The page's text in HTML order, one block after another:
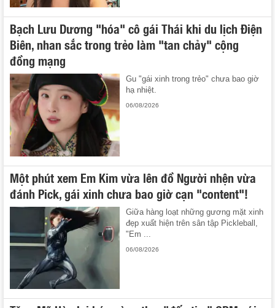
Bạch Lưu Dương "hóa" cô gái Thái khi du lịch Điện
Biên, nhan sắc trong trẻo làm "tan chảy" cộng
đồng mạng
Gu "gái xinh trong trẻo" chưa bao giờ
hạ nhiệt.
06/08/2026
Một phút xem Em Kim vừa lên đồ Người nhện vừa
đánh Pick, gái xinh chưa bao giờ cạn "content"!
Giữa hàng loạt những gương mặt xinh
đẹp xuất hiện trên sân tập Pickleball,
"Em ...
06/08/2026